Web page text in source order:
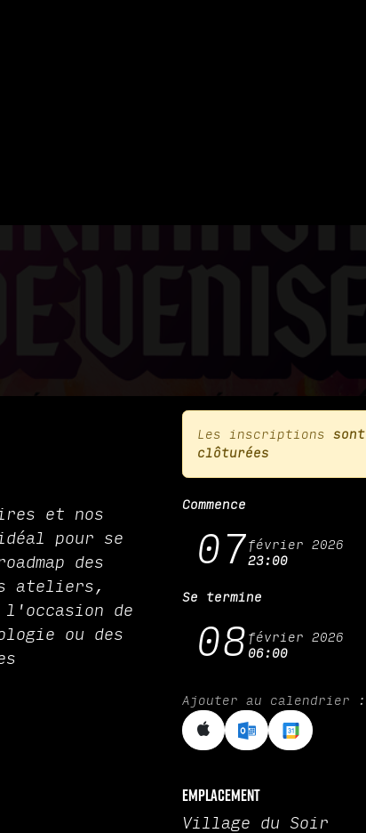
et nos
pour se
des
ateliers,
l'occasion de
ou des
Les inscriptions sont
clôturées
Commence
07février 2026
23:00
Se termine
08 février 2026
06:00
Ajouter au calendrier :
Emplacement
Village du Soir